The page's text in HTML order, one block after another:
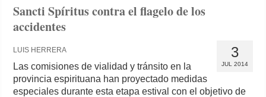
Sancti Spíritus contra el flagelo de los
accidentes
3
JUL 2014
LUIS HERRERA
Las comisiones de vialidad y tránsito en la
provincia espirituana han proyectado medidas
especiales durante esta etapa estival con el objetivo de